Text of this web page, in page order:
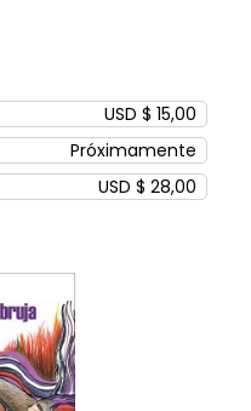
USD $ 15,00
Próximamente
USD $ 28,00